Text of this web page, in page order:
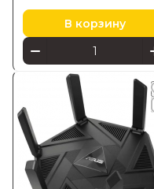
В корзину